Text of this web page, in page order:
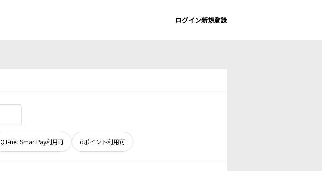
ログイン新規登録
QT-net SmartPay利用可 dポイント利用可